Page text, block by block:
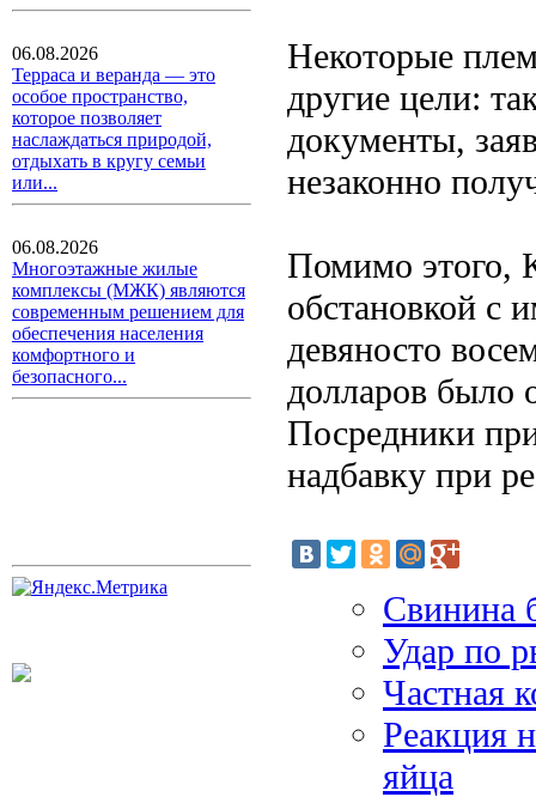
06.08.2026
Терраса и веранда — это
особое пространство,
которое позволяет
наслаждаться природой,
отдыхать в кругу семьи
или...
06.08.2026
Многоэтажные жилые
комплексы (МЖК) являются
современным решением для
обеспечения населения
комфортного и
безопасного...
Некоторые
другие цели:
документы,
незаконно
Помимо этого,
обстановкой с
девяносто
долларов было
Посредники
надбавку при
Свинина
Удар по
Частная
Реакция
яйца